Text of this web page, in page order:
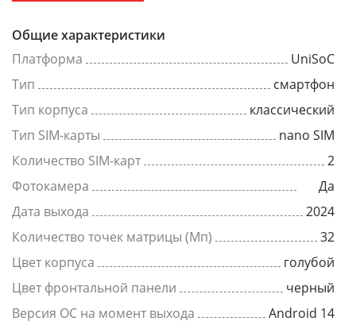
Общие характеристики
Платформа
UniSoC
Тип
смартфон
Тип корпуса
классический
Тип SIM-карты
nano SIM
Количество SIM-карт
2
Фотокамера
Да
Дата выхода
2024
Количество точек матрицы (Мп)
32
Цвет корпуса
голубой
Цвет фронтальной панели
черный
Версия ОС на момент выхода
Android 14